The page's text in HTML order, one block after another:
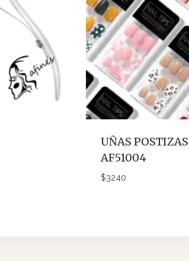
UÑAS
AF51004
$3240